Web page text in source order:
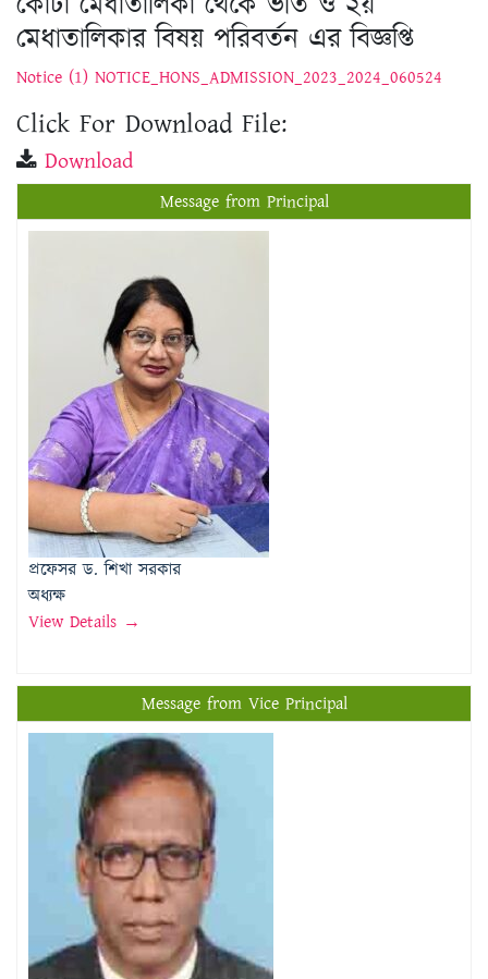
Click For Download File:
Download
Message from Principal
প্রফেসর ড. শিখা সরকার
অধ্যক্ষ
View Details →